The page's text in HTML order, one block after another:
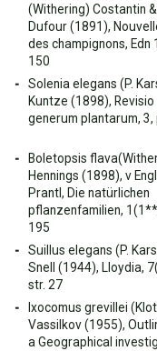
(Withering) Costantin &
Dufour (1891),
des champignons, Edn
150
Solenia elegans (P.
Kuntze (1898), Revisio
generum plantarum, 3,
Boletopsis
Hennings (1898), v
Prantl, Die natürlichen
pflanzenfamilien,
195
Suillus elegans (P.
Snell (1944), Lloydia,
str. 27
Ixocomus grevillei
Vassilkov (1955),
a Geographical